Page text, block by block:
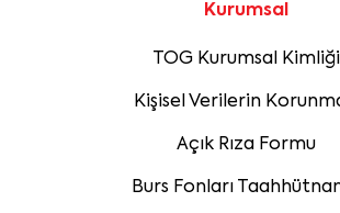
Kurumsal
TOG Kurumsal Kimliği
Kişisel Verilerin
Açık Rıza Formu
Burs Fonları